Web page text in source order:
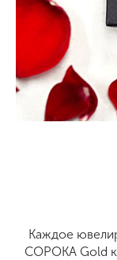
Каждое
СОРОКА Gold